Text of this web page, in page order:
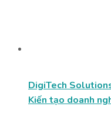
DigiTech
Kiến tạo doanh